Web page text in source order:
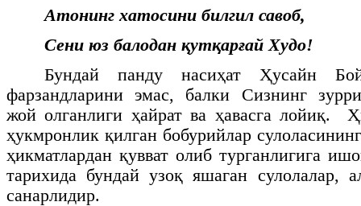
Атонинг хатосини билгил савоб,
Сени юз балодан қутқарғай Худо!
Бундай панду насиҳат Ҳусайн
фарзандларини эмас, балки Сизнинг
жой олганлиги ҳайрат ва ҳавасга лойиқ.
ҳукмронлик қилган бобурийлар
ҳикматлардан қувват олиб турганлигига
тарихида бундай узоқ яшаган сулолалар,
санарлидир.